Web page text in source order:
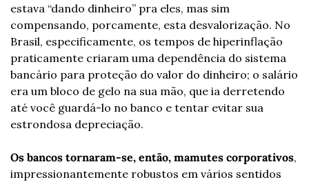
estava “dando dinheiro” pra eles, mas sim
compensando, porcamente, esta desvalorização. No
Brasil, especificamente, os tempos de hiperinflação
praticamente criaram uma dependência do sistema
bancário para proteção do valor do dinheiro; o salário
era um bloco de gelo na sua mão, que ia derretendo
até você guardá-lo no banco e tentar evitar sua
estrondosa depreciação.
Os bancos tornaram-se, então, mamutes corporativos,